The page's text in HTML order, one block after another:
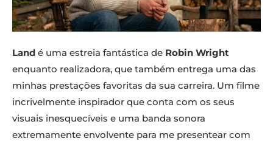
Land é uma estreia fantástica de Robin Wright
enquanto realizadora, que também entrega uma das
minhas prestações favoritas da sua carreira. Um filme
incrivelmente inspirador que conta com os seus
visuais inesquecíveis e uma banda sonora
extremamente envolvente para me presentear com